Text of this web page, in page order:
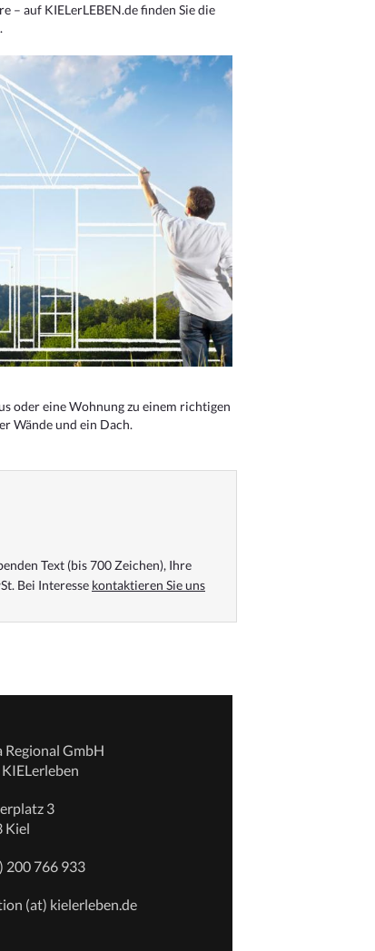
auf KIELerLEBEN.de finden Sie die
oder eine Wohnung zu einem richtigen
Wände und ein Dach.
Text (bis 700 Zeichen), Ihre
Bei Interesse kontaktieren Sie uns
Regional GmbH
3
Kiel
200 766 933
(at) kielerleben.de